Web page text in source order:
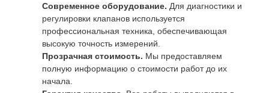
Современное оборудование. Для диагностики и
регулировки клапанов используется
профессиональная техника, обеспечивающая
высокую точность измерений.
Прозрачная стоимость. Мы предоставляем
полную информацию о стоимости работ до их
начала.